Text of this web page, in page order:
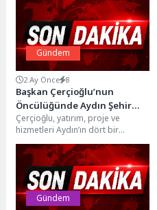
Gündem
2 Ay Önce 8
Başkan Çerçioğlu’nun
Öncülüğünde Aydın Şehir
Hastanesi Yolunda
Çalışmalar Sürüyor
Çerçioğlu, yatırım, proje ve
hizmetleri Aydın’ın dört bir
yanında vatandaşlarla
buluşturmaya devam ediyor.
Aydın Büyükşehir...
Gündem